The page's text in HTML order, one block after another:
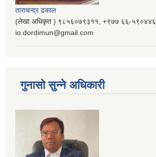
ताराचन्द्र ढकाल
(लेखा अधिकृत ) ९८५६०७९३११, ‌‍‍+९७७ ६६-५९०४४६
io.dordimun@gmail.com
गुनासो सुन्ने अधिकारी